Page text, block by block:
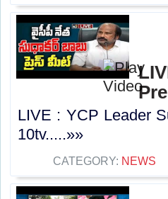
LIVE : YCP Leader
10tv.....»»
CATEGORY: NEWS